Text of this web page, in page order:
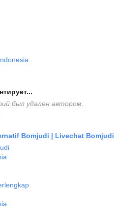
был удален автором.
Bomjudi | Livechat Bomjudi